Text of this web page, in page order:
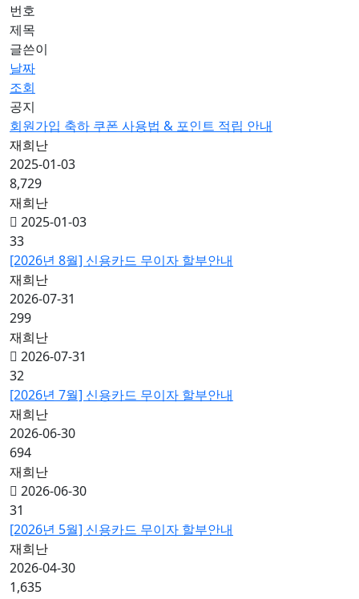
번호
제목
글쓴이
날짜
조회
공지
회원가입 축하 쿠폰 사용법 & 포인트 적립 안내
재희난
2025-01-03
8,729
재희난
2025-01-03
33
[2026년 8월] 신용카드 무이자 할부안내
재희난
2026-07-31
299
재희난
2026-07-31
32
[2026년 7월] 신용카드 무이자 할부안내
재희난
2026-06-30
694
재희난
2026-06-30
31
[2026년 5월] 신용카드 무이자 할부안내
재희난
2026-04-30
1,635